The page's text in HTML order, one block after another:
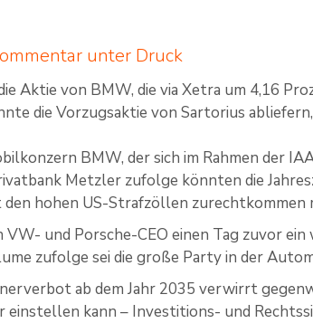
unter Druck
Aktie von BMW, die via Xetra um 4,16
die Vorzugsaktie von Sartorius
BMW, der sich im Rahmen der
Metzler zufolge könnten die
hohen US-Strafzöllen zurechtkommen
und Porsche-CEO einen Tag zuvor
zufolge sei die große Party in der
ab dem Jahr 2035 verwirrt
einstellen kann – Investitions- und